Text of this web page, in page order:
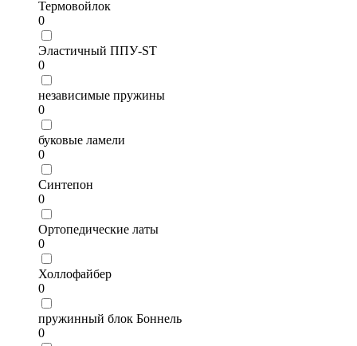
Термовойлок
0
Эластичный ППУ-ST
0
независимые пружины
0
буковые ламели
0
Синтепон
0
Ортопедические латы
0
Холлофайбер
0
пружинный блок Боннель
0